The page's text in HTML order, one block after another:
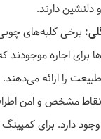
دلنشین دارند.
برخی کلبه‌های
برای اجاره موجودند
را ارائه می‌دهند.
مشخص و امن
دارد. برای